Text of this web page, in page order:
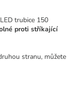
trubice 150
proti stříkající
stranu, můžete